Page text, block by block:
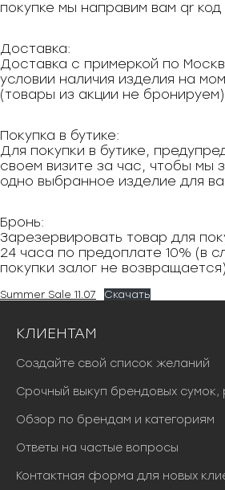
покупке мы направим вам qr
Доставка:
Доставка с примеркой по
условии наличия изделия на
(товары из акции не
Покупка в бутике:
Для покупки в бутике,
своем визите за час, чтобы мы
одно выбранное изделие для
Бронь:
Зарезервировать товар для
24 часа по предоплате 10% (в
покупки залог не
Summer Sale 11.07 Скачать
КЛИЕНТАМ
Создайте свой список желаний
Срочный выкуп брендовых сумок,
Обзор по брендам и категориям
Ответы на частые вопросы
Контактная форма для новых